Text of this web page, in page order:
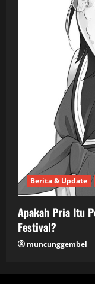
Berita & Update
Apakah Pria Itu
Festival?
muncunggembel